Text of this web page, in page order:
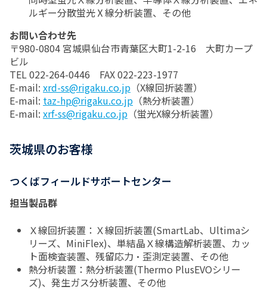
ルギー分散蛍光Ⅹ線分析装置、その他
お問い合わせ先
〒980-0804 宮城県仙台市青葉区大町1-2-16 大町カープ
ビル
TEL 022-264-0446 FAX 022-223-1977
E-mail: xrd-ss@rigaku.co.jp （X線回折装置）
E-mail: taz-hp@rigaku.co.jp （熱分析装置）
E-mail: xrf-ss@rigaku.co.jp （蛍光X線分析装置）
茨城県のお客様
つくばフィールドサポートセンター
担当製品群
Ｘ線回折装置：Ｘ線回折装置(SmartLab、Ultimaシ
リーズ、MiniFlex)、単結晶Ｘ線構造解析装置、カッ
ト面検査装置、残留応力・歪測定装置、その他
熱分析装置：熱分析装置(Thermo PlusEVOシリー
ズ)、発生ガス分析装置、その他